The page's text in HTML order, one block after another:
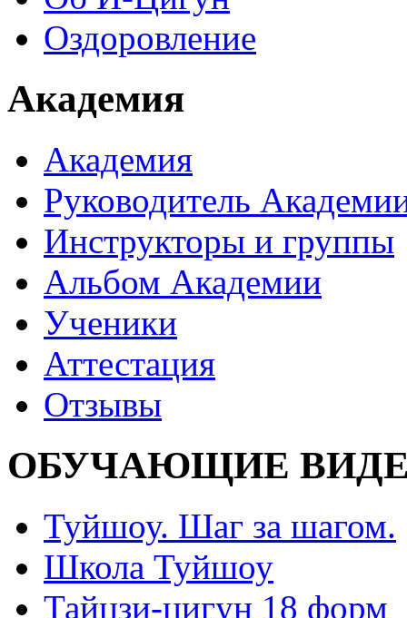
Оздоровление
Академия
Академия
Руководитель
Инструкторы и группы
Альбом Академии
Ученики
Аттестация
Отзывы
ОБУЧАЮЩИЕ
Туйшоу. Шаг за шагом.
Школа Туйшоу
Тайцзи-цигун 18 форм